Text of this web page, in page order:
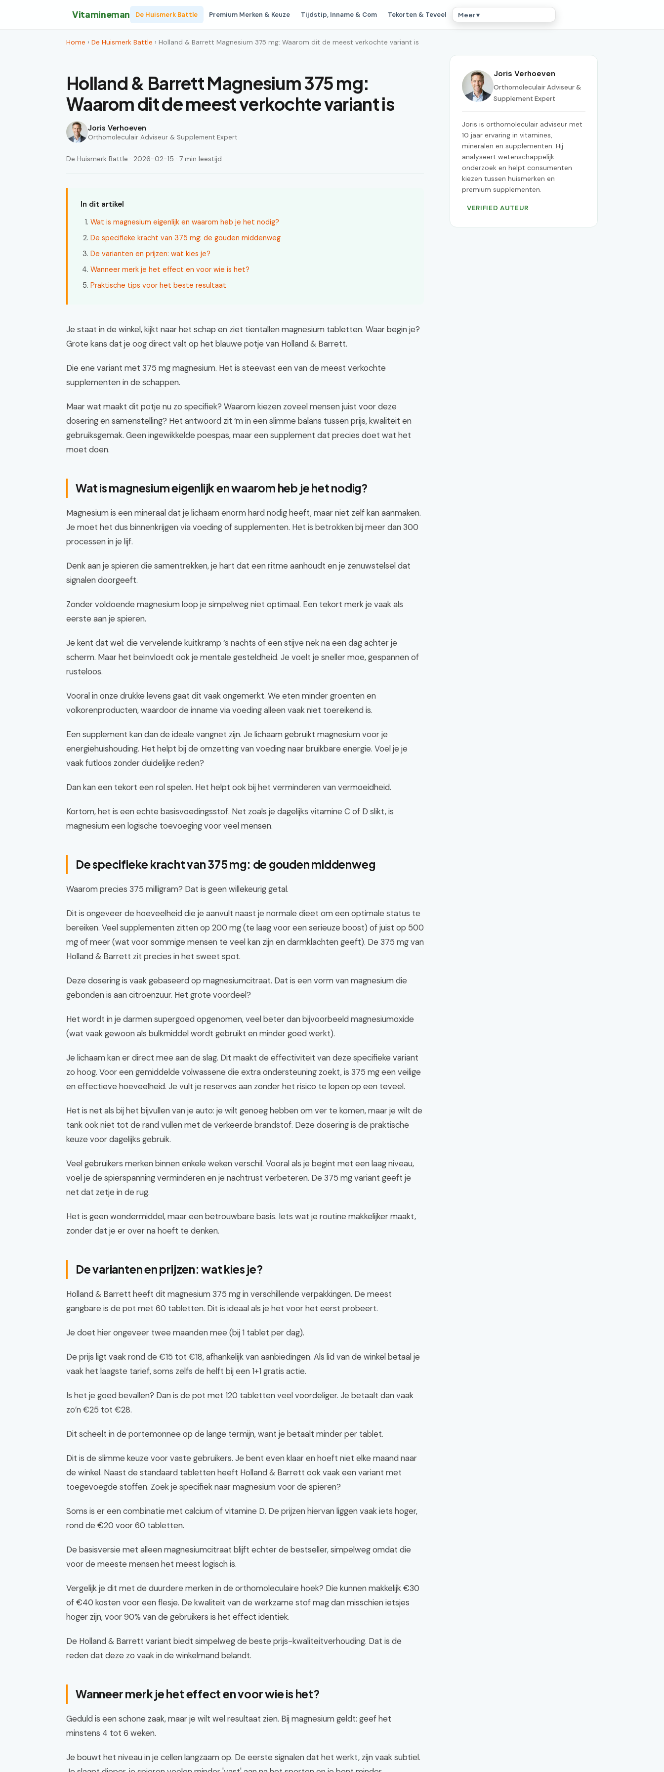
Vitamineman De Huismerk Battle Premium Merken & Keuze Tijdstip, Inname & Com Tekorten & Teveel Meer ▾
Home › De Huismerk Battle › Holland & Barrett Magnesium 375 mg: Waarom dit de meest verkochte variant is
Holland & Barrett Magnesium 375 mg:
Waarom dit de meest verkochte variant is
Joris Verhoeven
Orthomoleculair Adviseur & Supplement Expert
De Huismerk Battle · 2026-02-15 · 7 min leestijd
In dit artikel
Wat is magnesium eigenlijk en waarom heb je het nodig?
De specifieke kracht van 375 mg: de gouden middenweg
De varianten en prijzen: wat kies je?
Wanneer merk je het effect en voor wie is het?
Praktische tips voor het beste resultaat
Je staat in de winkel, kijkt naar het schap en ziet tientallen magnesium tabletten. Waar begin je?
Grote kans dat je oog direct valt op het blauwe potje van Holland & Barrett.
Die ene variant met 375 mg magnesium. Het is steevast een van de meest verkochte
supplementen in de schappen.
Maar wat maakt dit potje nu zo specifiek? Waarom kiezen zoveel mensen juist voor deze
dosering en samenstelling? Het antwoord zit ‘m in een slimme balans tussen prijs, kwaliteit en
gebruiksgemak. Geen ingewikkelde poespas, maar een supplement dat precies doet wat het
moet doen.
Wat is magnesium eigenlijk en waarom heb je het nodig?
Magnesium is een mineraal dat je lichaam enorm hard nodig heeft, maar niet zelf kan aanmaken.
Je moet het dus binnenkrijgen via voeding of supplementen. Het is betrokken bij meer dan 300
processen in je lijf.
Denk aan je spieren die samentrekken, je hart dat een ritme aanhoudt en je zenuwstelsel dat
signalen doorgeeft.
Zonder voldoende magnesium loop je simpelweg niet optimaal. Een tekort merk je vaak als
eerste aan je spieren.
Je kent dat wel: die vervelende kuitkramp ‘s nachts of een stijve nek na een dag achter je
scherm. Maar het beïnvloedt ook je mentale gesteldheid. Je voelt je sneller moe, gespannen of
rusteloos.
Vooral in onze drukke levens gaat dit vaak ongemerkt. We eten minder groenten en
volkorenproducten, waardoor de inname via voeding alleen vaak niet toereikend is.
Een supplement kan dan de ideale vangnet zijn. Je lichaam gebruikt magnesium voor je
energiehuishouding. Het helpt bij de omzetting van voeding naar bruikbare energie. Voel je je
vaak futloos zonder duidelijke reden?
Dan kan een tekort een rol spelen. Het helpt ook bij het verminderen van vermoeidheid.
Kortom, het is een echte basisvoedingsstof. Net zoals je dagelijks vitamine C of D slikt, is
magnesium een logische toevoeging voor veel mensen.
De specifieke kracht van 375 mg: de gouden middenweg
Waarom precies 375 milligram? Dat is geen willekeurig getal.
Dit is ongeveer de hoeveelheid die je aanvult naast je normale dieet om een optimale status te
bereiken. Veel supplementen zitten op 200 mg (te laag voor een serieuze boost) of juist op 500
mg of meer (wat voor sommige mensen te veel kan zijn en darmklachten geeft). De 375 mg van
Holland & Barrett zit precies in het sweet spot.
Deze dosering is vaak gebaseerd op magnesiumcitraat. Dat is een vorm van magnesium die
gebonden is aan citroenzuur. Het grote voordeel?
Het wordt in je darmen supergoed opgenomen, veel beter dan bijvoorbeeld magnesiumoxide
(wat vaak gewoon als bulkmiddel wordt gebruikt en minder goed werkt).
Je lichaam kan er direct mee aan de slag. Dit maakt de effectiviteit van deze specifieke variant
zo hoog. Voor een gemiddelde volwassene die extra ondersteuning zoekt, is 375 mg een veilige
en effectieve hoeveelheid. Je vult je reserves aan zonder het risico te lopen op een teveel.
Het is net als bij het bijvullen van je auto: je wilt genoeg hebben om ver te komen, maar je wilt de
tank ook niet tot de rand vullen met de verkeerde brandstof. Deze dosering is de praktische
keuze voor dagelijks gebruik.
Veel gebruikers merken binnen enkele weken verschil. Vooral als je begint met een laag niveau,
voel je de spierspanning verminderen en je nachtrust verbeteren. De 375 mg variant geeft je
net dat zetje in de rug.
Het is geen wondermiddel, maar een betrouwbare basis. Iets wat je routine makkelijker maakt,
zonder dat je er over na hoeft te denken.
De varianten en prijzen: wat kies je?
Holland & Barrett heeft dit magnesium 375 mg in verschillende verpakkingen. De meest
gangbare is de pot met 60 tabletten. Dit is ideaal als je het voor het eerst probeert.
Je doet hier ongeveer twee maanden mee (bij 1 tablet per dag).
De prijs ligt vaak rond de €15 tot €18, afhankelijk van aanbiedingen. Als lid van de winkel betaal je
vaak het laagste tarief, soms zelfs de helft bij een 1+1 gratis actie.
Is het je goed bevallen? Dan is de pot met 120 tabletten veel voordeliger. Je betaalt dan vaak
zo’n €25 tot €28.
Dit scheelt in de portemonnee op de lange termijn, want je betaalt minder per tablet.
Dit is de slimme keuze voor vaste gebruikers. Je bent even klaar en hoeft niet elke maand naar
de winkel. Naast de standaard tabletten heeft Holland & Barrett ook vaak een variant met
toegevoegde stoffen. Zoek je specifiek naar magnesium voor de spieren?
Soms is er een combinatie met calcium of vitamine D. De prijzen hiervan liggen vaak iets hoger,
rond de €20 voor 60 tabletten.
De basisversie met alleen magnesiumcitraat blijft echter de bestseller, simpelweg omdat die
voor de meeste mensen het meest logisch is.
Vergelijk je dit met de duurdere merken in de orthomoleculaire hoek? Die kunnen makkelijk €30
of €40 kosten voor een flesje. De kwaliteit van de werkzame stof mag dan misschien ietsjes
hoger zijn, voor 90% van de gebruikers is het effect identiek.
De Holland & Barrett variant biedt simpelweg de beste prijs-kwaliteitverhouding. Dat is de
reden dat deze zo vaak in de winkelmand belandt.
Wanneer merk je het effect en voor wie is het?
Geduld is een schone zaak, maar je wilt wel resultaat zien. Bij magnesium geldt: geef het
minstens 4 tot 6 weken.
Je bouwt het niveau in je cellen langzaam op. De eerste signalen dat het werkt, zijn vaak subtiel.
Joris Verhoeven
Orthomoleculair Adviseur &
Supplement Expert
Joris is orthomoleculair adviseur met
10 jaar ervaring in vitamines,
mineralen en supplementen. Hij
analyseert wetenschappelijk
onderzoek en helpt consumenten
kiezen tussen huismerken en
premium supplementen.
VERIFIED AUTEUR